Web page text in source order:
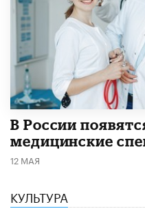
В России
медицинские
12 МАЯ
КУЛЬТУРА